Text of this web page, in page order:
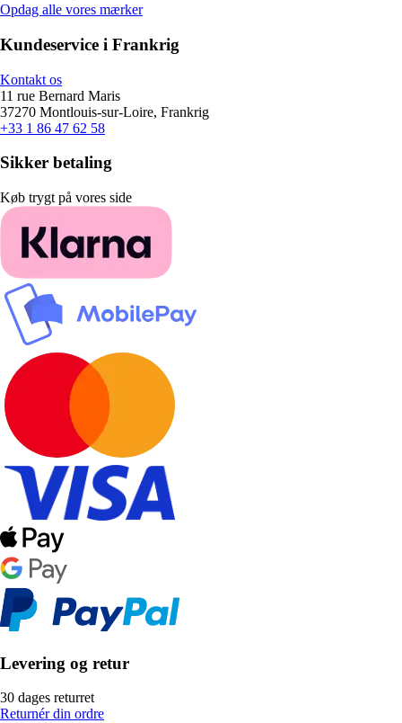
Opdag alle vores mærker
Kundeservice i Frankrig
Kontakt os
11 rue Bernard Maris
37270 Montlouis-sur-Loire, Frankrig
+33 1 86 47 62 58
Sikker betaling
Køb trygt på vores side
Levering og retur
30 dages returret
Returnér din ordre